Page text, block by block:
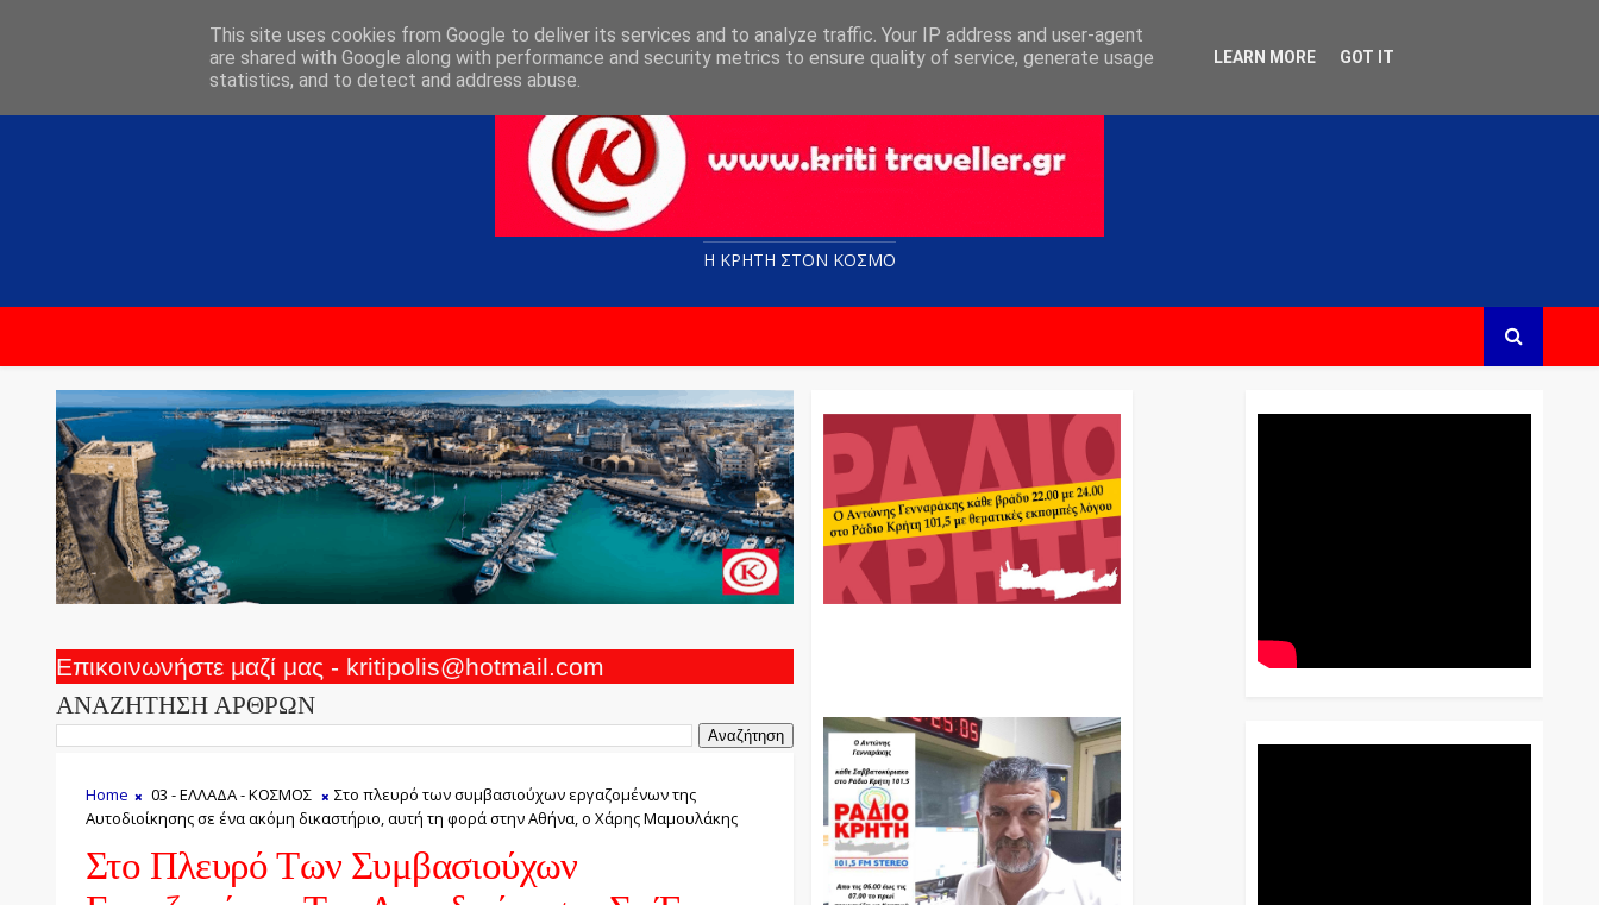
Η ΚΡΗΤΗ ΣΤΟN KOΣΜΟ
Επικοινωνήστε μαζί μας - kritipolis@hotmail.com
ΑΝΑΖΗΤΗΣΗ ΑΡΘΡΩΝ
Home 03 - ΕΛΛΑΔΑ - ΚΟΣΜΟΣ
Στο πλευρό των συμβασιούχων εργαζομένων της
Αυτοδιοίκησης σε ένα ακόμη δικαστήριο, αυτή τη φορά στην Αθήνα, ο Χάρης Μαμουλάκης
Στο Πλευρό Των Συμβασιούχων
This site uses cookies from Google to deliver its services and to analyze traffic. Your IP address and user-agent
are shared with Google along with performance and security metrics to ensure quality of service, generate usage
statistics, and to detect and address abuse.
LEARN MORE GOT IT